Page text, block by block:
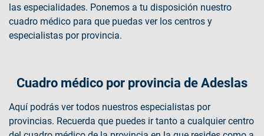
las especialidades. Ponemos a tu disposición nuestro
cuadro médico para que puedas ver los centros y
especialistas por provincia.
Cuadro médico por provincia de Adeslas
Aquí podrás ver todos nuestros especialistas por
provincias. Recuerda que puedes ir tanto a cualquier centro